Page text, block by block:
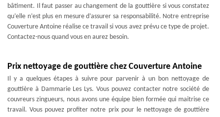
bâtiment. Il faut passer au changement de la gouttière si vous constatez
qu’elle n’est plus en mesure d’assurer sa responsabilité. Notre entreprise
Couverture Antoine réalise ce travail si vous avez prévu ce type de projet.
Contactez-nous quand vous en aurez besoin.
Prix nettoyage de gouttière chez Couverture Antoine
Il y a quelques étapes à suivre pour parvenir à un bon nettoyage de
gouttière à Dammarie Les Lys. Vous pouvez contacter notre société de
couvreurs zingueurs, nous avons une équipe bien formée qui maitrise ce
travail. Vous pouvez profiter notre prix pour le nettoyage de gouttière